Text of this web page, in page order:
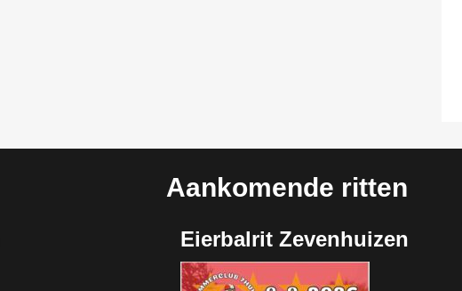
Aankomende ritten
Eierbalrit Zevenhuizen